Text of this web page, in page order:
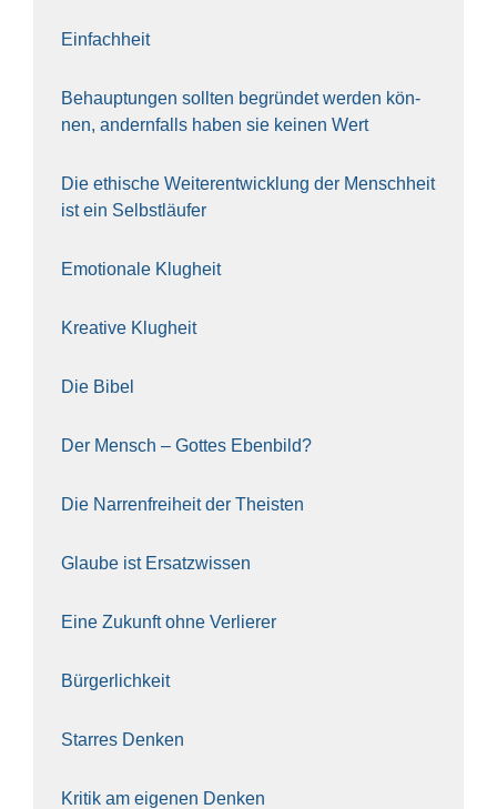
Ein­fach­heit
Behaup­tun­gen soll­ten begrün­det wer­den kön­
nen, andern­falls haben sie kei­nen Wert
Die ethi­sche Wei­ter­ent­wick­lung der Mensch­heit
ist ein Selbst­läu­fer
Emo­tio­na­le Klug­heit
Krea­ti­ve Klug­heit
Die Bibel
Der Mensch – Got­tes Eben­bild?
Die Nar­ren­frei­heit der The­is­ten
Glau­be ist Ersatz­wis­sen
Eine Zukunft ohne Ver­lie­rer
Bür­ger­lich­keit
Star­res Den­ken
Kri­tik am eige­nen Den­ken